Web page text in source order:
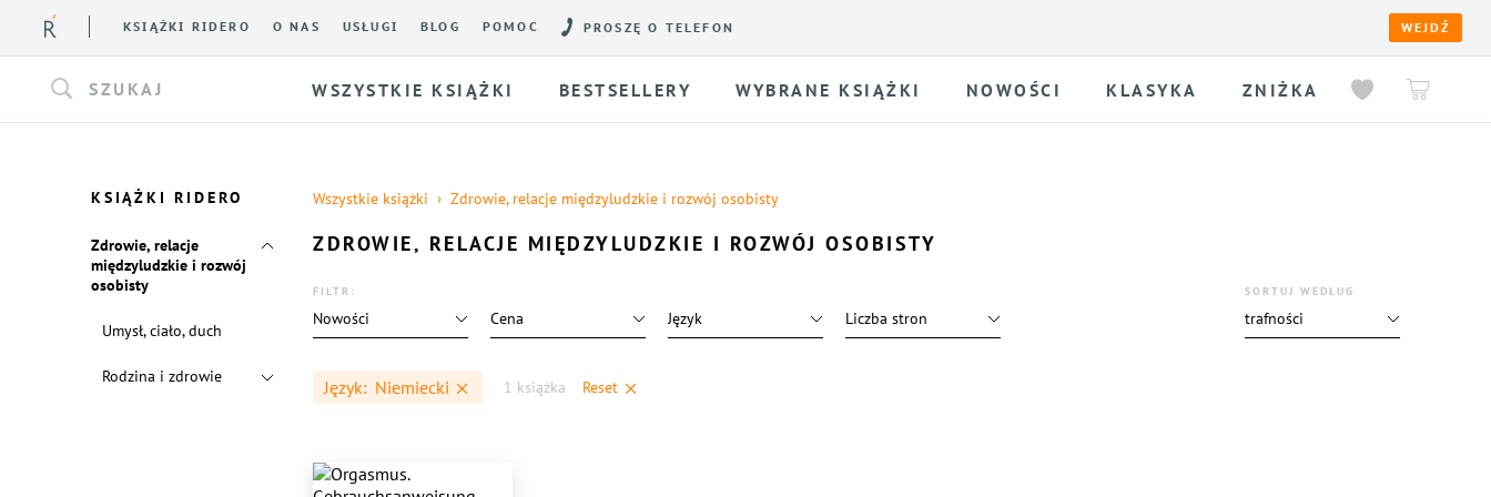
KSIĄŻKI RIDERO O NAS USŁUGI BLOG POMOC PROSZĘ O TELEFON WEJDŹ
SZUKAJ WSZYSTKIE KSIĄŻKI BESTSELLERY WYBRANE KSIĄŻKI NOWOŚCI KLASYKA ZNIŻKA
KSIĄŻKI RIDERO
Zdrowie, relacje
międzyludzkie i rozwój
osobisty
Umysł, ciało, duch
Rodzina i zdrowie
Wszystkie książki Zdrowie, relacje międzyludzkie i rozwój osobisty
ZDROWIE, RELACJE MIĘDZYLUDZKIE I ROZWÓJ OSOBISTY
SORTUJ WEDŁUG
trafności
FILTR:
Nowości Cena Język Liczba stron
Język: Niemiecki 1 książka Reset